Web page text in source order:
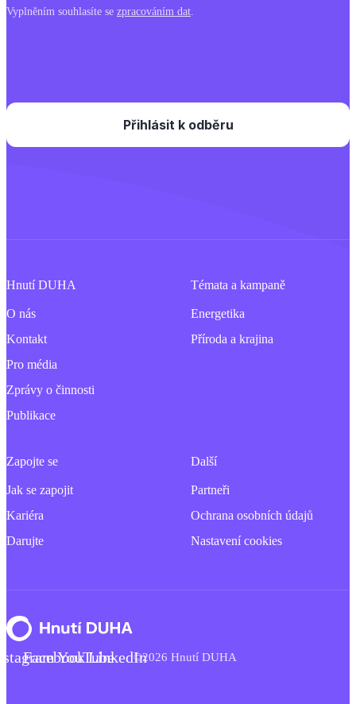
Vyplněním souhlasíte se zpracováním dat.
Hnutí DUHA
O nás
Kontakt
Pro média
Zprávy o činnosti
Publikace
Témata a kampaně
Energetika
Příroda a krajina
Zapojte se
Jak se zapojit
Kariéra
Darujte
Další
Partneři
Ochrana osobních údajů
Nastavení cookies
FacebookYouTubeLinkedIn©2026 Hnutí DUHA